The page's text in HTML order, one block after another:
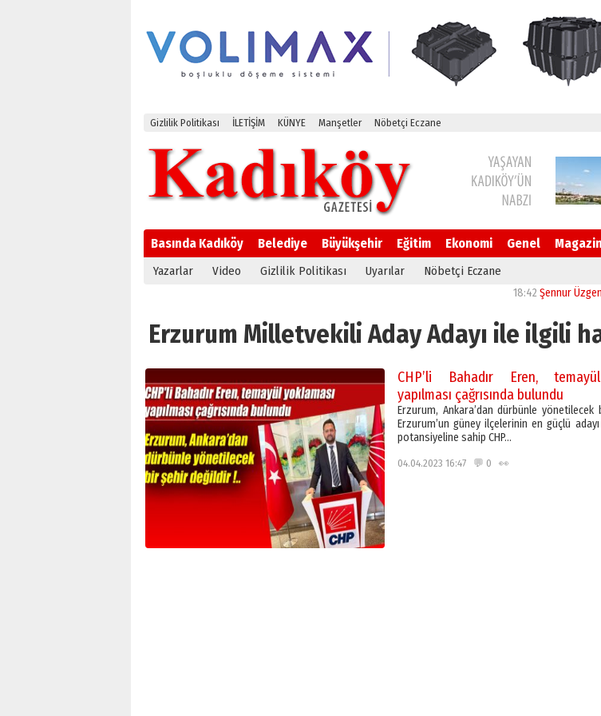
Gizlilik Politikası İLETİŞİM KÜNYE Manşetler Nöbetçi Eczane
Basında Kadıköy Belediye Büyükşehir Eğitim Ekonomi Genel Magazin
Yazarlar Video Gizlilik Politikası Uyarılar Nöbetçi Eczane
Şennur Üzgen’in
Erzurum Milletvekili Aday Adayı ile ilgili
CHP’li Bahadır Eren,
yapılması çağrısında bulundu
Erzurum, Ankara’dan dürbünle
Erzurum’un güney ilçelerinin en güçlü
potansiyeline sahip CHP…
04.04.2023 16:47 💬 0 👀